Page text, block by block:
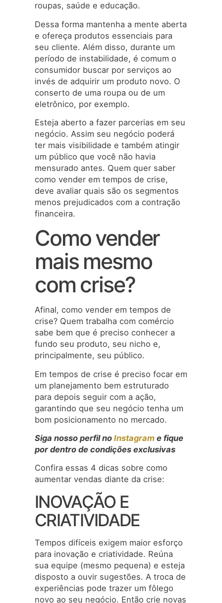
roupas, saúde e educação.
Dessa forma mantenha a mente aberta
e ofereça produtos essenciais para
seu cliente. Além disso, durante um
período de instabilidade, é comum o
consumidor buscar por serviços ao
invés de adquirir um produto novo. O
conserto de uma roupa ou de um
eletrônico, por exemplo.
Esteja aberto a fazer parcerias em seu
negócio. Assim seu negócio poderá
ter mais visibilidade e também atingir
um público que você não havia
mensurado antes. Quem quer saber
como vender em tempos de crise,
deve avaliar quais são os segmentos
menos prejudicados com a contração
financeira.
Como vender
mais mesmo
com crise?
Afinal, como vender em tempos de
crise? Quem trabalha com comércio
sabe bem que é preciso conhecer a
fundo seu produto, seu nicho e,
principalmente, seu público.
Em tempos de crise é preciso focar em
um planejamento bem estruturado
para depois seguir com a ação,
garantindo que seu negócio tenha um
bom posicionamento no mercado.
Siga nosso perfil no Instagram e fique
por dentro de condições exclusivas
Confira essas 4 dicas sobre como
aumentar vendas diante da crise:
INOVAÇÃO E
CRIATIVIDADE
Tempos difíceis exigem maior esforço
para inovação e criatividade. Reúna
sua equipe (mesmo pequena) e esteja
disposto a ouvir sugestões. A troca de
experiências pode trazer um fôlego
novo ao seu negócio. Então crie novas